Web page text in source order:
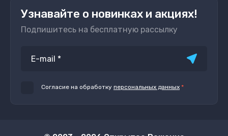
Узнавайте о новинках и акциях!
Подпишитесь на бесплатную рассылку
Согласие на обработку персональных данных *